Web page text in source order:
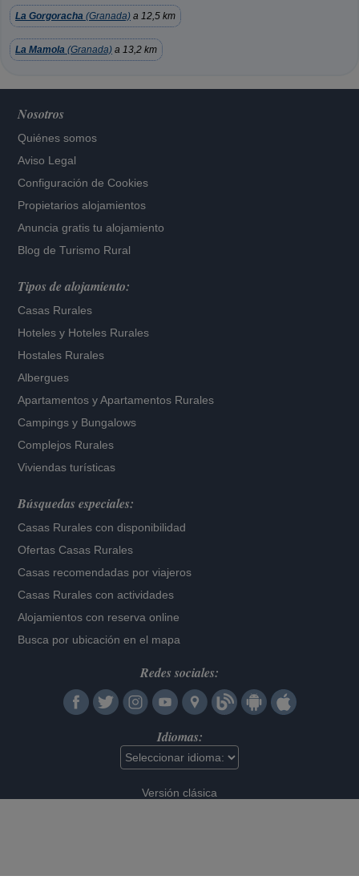
La Gorgoracha (Granada) a 12,5 km
La Mamola (Granada) a 13,2 km
Nosotros
Quiénes somos
Aviso Legal
Configuración de Cookies
Propietarios alojamientos
Anuncia gratis tu alojamiento
Blog de Turismo Rural
Tipos de alojamiento:
Casas Rurales
Hoteles y Hoteles Rurales
Hostales Rurales
Albergues
Apartamentos yApartamentos Rurales
Campings y Bungalows
Complejos Rurales
Viviendas turísticas
Búsquedas especiales:
Casas Rurales con disponibilidad
Ofertas Casas Rurales
Casas recomendadas por viajeros
Casas Rurales con actividades
Alojamientos con reserva online
Busca por ubicación en el mapa
Redes sociales:
Idiomas:
Versión clásica